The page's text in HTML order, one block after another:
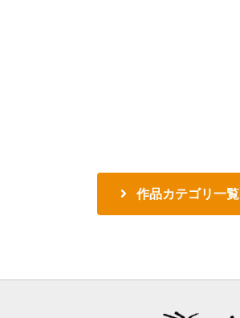
作品カテゴリ一覧